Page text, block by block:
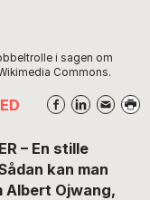
i sagen om
Commons.
– En stille
kan man
Ojwang,